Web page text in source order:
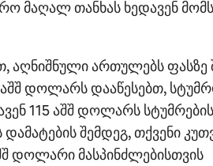
მაღალ თანხას ხედავენ
აღნიშნული ართულებს ფასზე
დოლარს დააწესებთ,
115 აშშ დოლარს
შემდეგ, თქვენი
დოლარი მასპინძლებისთვის